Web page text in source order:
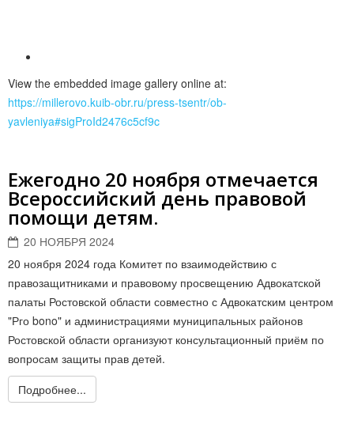
View the embedded image gallery online at:
https://millerovo.kuib-obr.ru/press-tsentr/ob-
yavleniya#sigProId2476c5cf9c
Ежегодно 20 ноября отмечается
Всероссийский день правовой
помощи детям.
20 НОЯБРЯ 2024
20 ноября 2024 года Комитет по взаимодействию с
правозащитниками и правовому просвещению Адвокатской
палаты Ростовской области совместно с Адвокатским центром
"Рго bono" и администрациями муниципальных районов
Ростовской области организуют консультационный приём по
вопросам защиты прав детей.
Подробнее...